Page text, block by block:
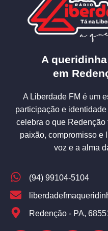
A
em
A Liberdade FM é um
participação e
celebra o que Redenção
paixão, compromisso e
voz e a alma
(94) 99104-5104
Redenção - PA,